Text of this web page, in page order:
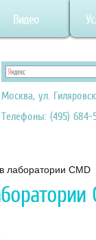
Видео
Москва, ул.
Телефоны: (495) 684-
лаборатории CMD